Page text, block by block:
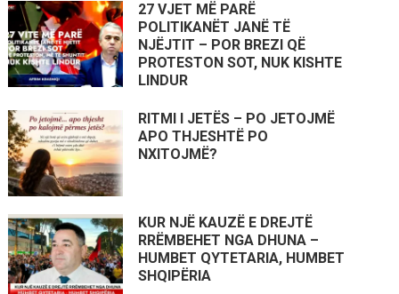
27 VJET MË PARË
POLITIKANËT JANË TË
NJËJTIT – POR BREZI QË
PROTESTON SOT, NUK KISHTE
LINDUR
RITMI I JETËS – PO JETOJMË
APO THJESHTË PO
NXITOJMË?
KUR NJË KAUZË E DREJTË
RRËMBEHET NGA DHUNA –
HUMBET QYTETARIA, HUMBET
SHQIPËRIA